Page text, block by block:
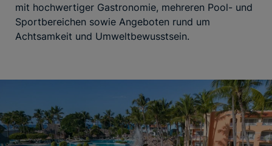
mit hochwertiger Gastronomie, mehreren Pool- und
Sportbereichen sowie Angeboten rund um
Achtsamkeit und Umweltbewusstsein.